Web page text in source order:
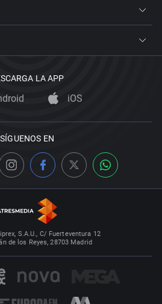
LA APP
iOS
SÍGUENOS EN
S.A.U., C/ Fuerteventura 12
de los Reyes, 28703 Madrid